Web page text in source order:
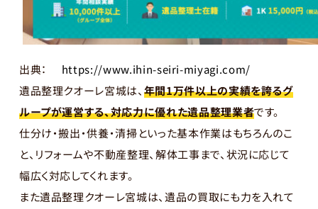
出典：
https://www.ihin-seiri-miyagi.com/
遺品整理クオーレ宮城は、 年間1万件以上の実績を誇るグ
ループが運営する、対応力に優れた遺品整理業者です。
仕分け・搬出・供養・清掃といった基本作業はもちろんのこ
と、リフォームや不動産整理、解体工事まで、状況に応じて
幅広く対応してくれます。
また遺品整理クオーレ宮城は、遺品の買取にも力を入れて